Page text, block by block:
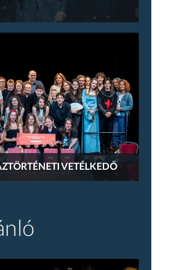
VETÉLKEDŐ